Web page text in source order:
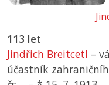
113 let
Jindřich Breitcetl –
účastník